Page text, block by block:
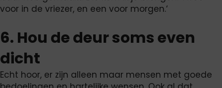
voor in de vriezer, en een voor morgen.‘
6. Hou de deur soms even
dicht
Echt hoor, er zijn alleen maar mensen met goede